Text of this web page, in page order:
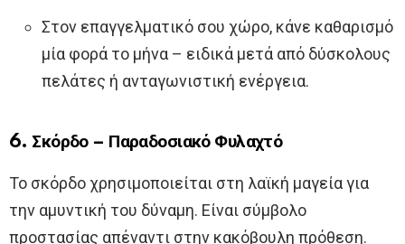
Στον επαγγελματικό σου χώρο, κάνε καθαρισμό
μία φορά το μήνα – ειδικά μετά από δύσκολους
πελάτες ή ανταγωνιστική ενέργεια.
6. Σκόρδο – Παραδοσιακό Φυλαχτό
Το σκόρδο χρησιμοποιείται στη λαϊκή μαγεία για
την αμυντική του δύναμη. Είναι σύμβολο
προστασίας απέναντι στην κακόβουλη πρόθεση.